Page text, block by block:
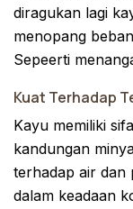
diragukan lagi
menopang
Sepeerti
Kuat Terhadap
Kayu memiliki
kandungan
terhadap air dan
dalam keadaan